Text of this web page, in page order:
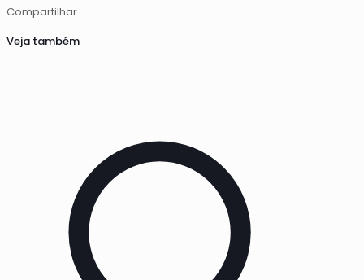
Compartilhar
Veja também